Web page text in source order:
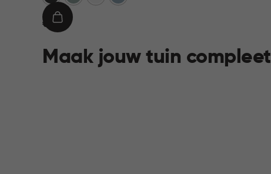
€€ 9,95
IN
Maak jouw tuin compleet